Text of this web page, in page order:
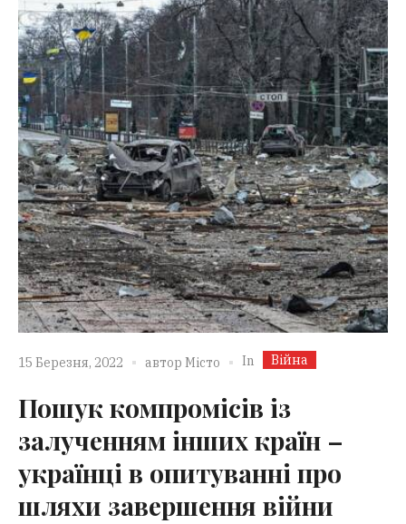
15 Березня, 2022 автор Місто In Війна
Пошук компромісів із
залученням інших країн –
українці в опитуванні про
шляхи завершення війни